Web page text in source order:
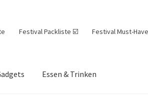
Festival Packliste ☑️ Festival Must-
Essen & Trinken